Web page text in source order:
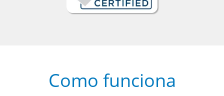
Como funciona